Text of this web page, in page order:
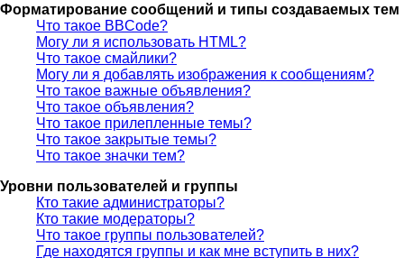
Форматирование сообщений и типы создаваемых тем
Что такое BBCode?
Могу ли я использовать HTML?
Что такое смайлики?
Могу ли я добавлять изображения к сообщениям?
Что такое важные объявления?
Что такое объявления?
Что такое прилепленные темы?
Что такое закрытые темы?
Что такое значки тем?
Уровни пользователей и группы
Кто такие администраторы?
Кто такие модераторы?
Что такое группы пользователей?
Где находятся группы и как мне вступить в них?